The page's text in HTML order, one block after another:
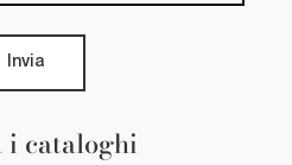
i cataloghi
Invia